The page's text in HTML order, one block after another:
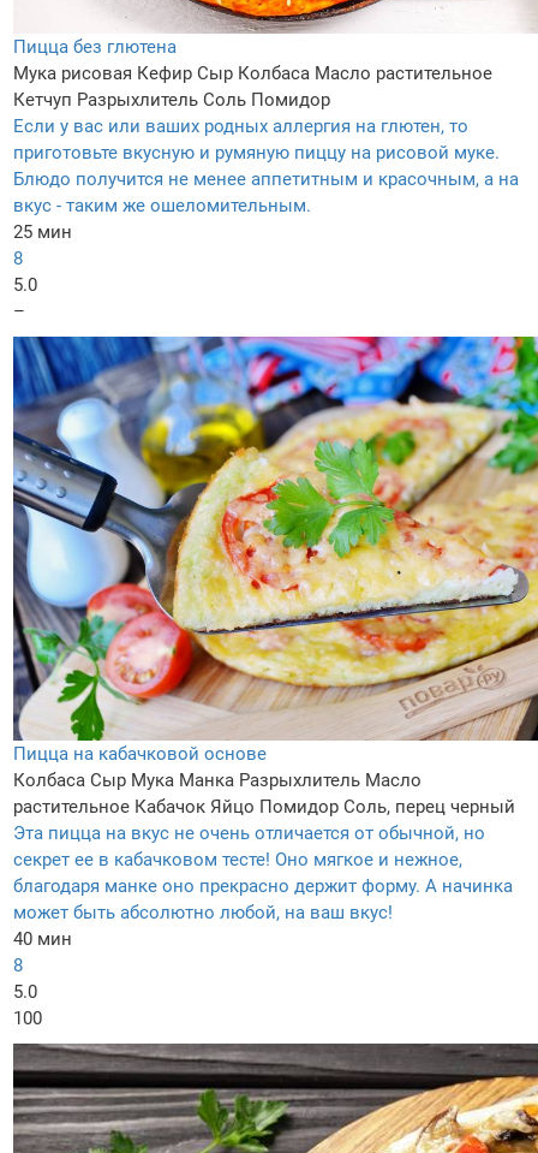
Пицца без глютена
Мука рисовая Кефир Сыр Колбаса Масло растительное
Кетчуп Разрыхлитель Соль Помидор
Если у вас или ваших родных аллергия на глютен, то
приготовьте вкусную и румяную пиццу на рисовой муке.
Блюдо получится не менее аппетитным и красочным, а на
вкус - таким же ошеломительным.
25 мин
8
5.0
–
Пицца на кабачковой основе
Колбаса Сыр Мука Манка Разрыхлитель Масло
растительное Кабачок Яйцо Помидор Соль, перец черный
Эта пицца на вкус не очень отличается от обычной, но
секрет ее в кабачковом тесте! Оно мягкое и нежное,
благодаря манке оно прекрасно держит форму. А начинка
может быть абсолютно любой, на ваш вкус!
40 мин
8
5.0
100